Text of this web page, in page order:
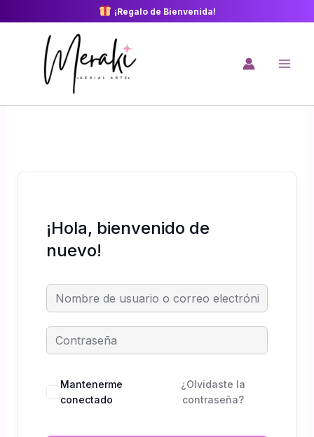
al
contenido
¡Regalo de Bienvenida!
¡Hola, bienvenido de
nuevo!
Mantenerme
conectado
¿Olvidaste la
contraseña?